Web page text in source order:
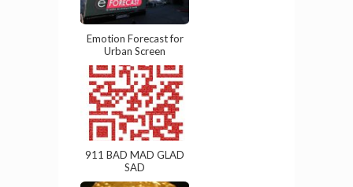
Emotion Forecast for
Urban Screen
911 BAD MAD GLAD
SAD